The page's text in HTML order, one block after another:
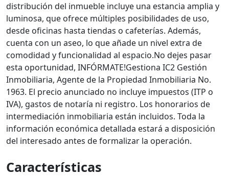
distribución del inmueble incluye una estancia amplia y
luminosa, que ofrece múltiples posibilidades de uso,
desde oficinas hasta tiendas o cafeterías. Además,
cuenta con un aseo, lo que añade un nivel extra de
comodidad y funcionalidad al espacio.No dejes pasar
esta oportunidad, INFÓRMATE!Gestiona IC2 Gestión
Inmobiliaria, Agente de la Propiedad Inmobiliaria No.
1963. El precio anunciado no incluye impuestos (ITP o
IVA), gastos de notaría ni registro. Los honorarios de
intermediación inmobiliaria están incluidos. Toda la
información económica detallada estará a disposición
del interesado antes de formalizar la operación.
Características